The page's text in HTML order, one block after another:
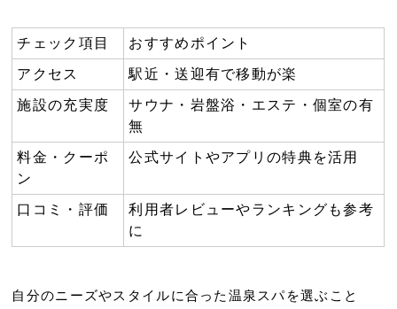
チェック項目 おすすめポイント
アクセス 駅近・送迎有で移動が楽
施設の充実度
サウナ・岩盤浴・エステ・個室の有
無
料金・クーポ
ン
公式サイトやアプリの特典を活用
口コミ・評価
利用者レビューやランキングも参考
に
自分のニーズやスタイルに合った温泉スパを選ぶこと